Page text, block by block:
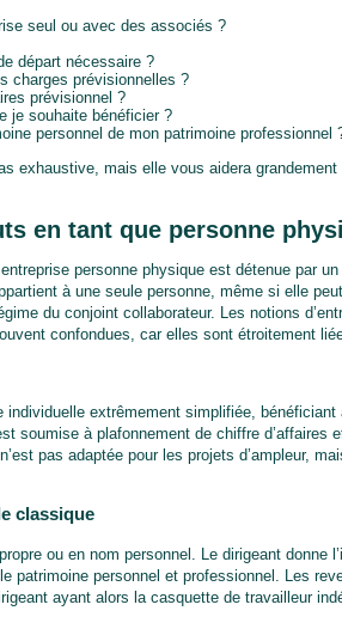
seul ou avec des associés ?
départ nécessaire ?
charges prévisionnelles ?
prévisionnel ?
je souhaite bénéficier ?
personnel de mon patrimoine professionnel
exhaustive, mais elle vous aidera
en tant que personne
personne physique est détenue par
à une seule personne, même si elle
du conjoint collaborateur. Les notions
confondues, car elles sont étroitement
individuelle extrêmement simplifiée,
soumise à plafonnement de chiffre d’affaires
n’est pas adaptée pour les projets d’ampleur,
classique
ou en nom personnel. Le dirigeant donne
patrimoine personnel et professionnel. Les
ayant alors la casquette de travailleur